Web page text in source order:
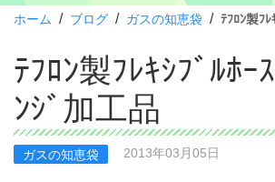
ホーム / ブログ / ガスの知恵袋 / ﾃﾌﾛﾝ製ﾌ
ﾃﾌﾛﾝ製ﾌﾚｷｼﾌﾞﾙﾎｰ
ﾝｼﾞ加工品
ガスの知恵袋 2013年03月05日